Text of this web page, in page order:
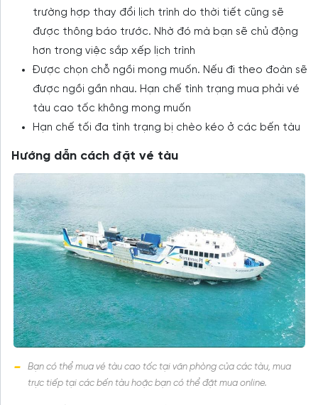
trường hợp thay đổi lịch trình do thời tiết cũng sẽ
được thông báo trước. Nhờ đó mà bạn sẽ chủ động
hơn trong việc sắp xếp lịch trình
Được chọn chỗ ngồi mong muốn. Nếu đi theo đoàn sẽ
được ngồi gần nhau. Hạn chế tình trạng mua phải vé
tàu cao tốc không mong muốn
Hạn chế tối đa tình trạng bị chèo kéo ở các bến tàu
Hướng dẫn cách đặt vé tàu
Bạn có thể mua vé tàu cao tốc tại văn phòng của các tàu, mua
trực tiếp tại các bến tàu hoặc bạn có thể đặt mua online.